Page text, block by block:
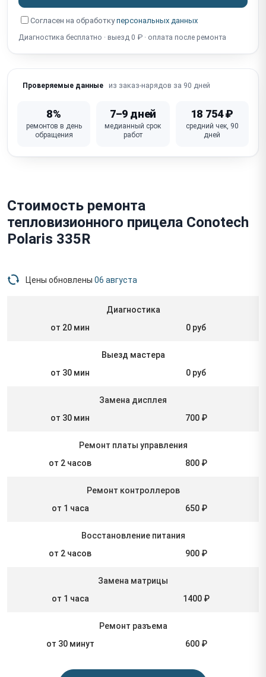
Не работает Wi-Fi / стриминг
Не работает встроенный дальномер
Сломана кнопка / крышка объектива
Согласен на обработкуперсональных данных
Диагностика бесплатно · выезд 0 ₽ · оплата после ремонта
Проверяемые данные из заказ-нарядов за 90 дней
8%
ремонтов в день
обращения
7–9 дней
медианный срок
работ
18 754 ₽
средний чек, 90
дней
Стоимость ремонта
тепловизионного прицела Conotech
Polaris 335R
Цены обновлены 06 августа
Диагностика
от 20 мин
0 руб
Выезд мастера
от 30 мин
0 руб
Замена дисплея
от 30 мин
700 ₽
Ремонт платы управления
от 2 часов
800 ₽
Ремонт контроллеров
от 1 часа
650 ₽
Восстановление питания
от 2 часов
900 ₽
Замена матрицы
от 1 часа
1400 ₽
Ремонт разъема
от 30 минут
600 ₽